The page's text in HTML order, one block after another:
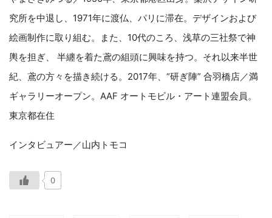
究所を中退し、1971年に渡仏、パリに滞在。デザインおよび
絵画制作に取り組む。また、10代のころ、浅草の三社祭で神
輿を担ぎ、 半纏を着た鳶の組頭に興味を持つ。それ以来半世
紀、鳶の方々を描き続ける。2017年、“研ぎ陣” 合羽橋店／満
ギャラリーオープン。AAF オートモビル・アート連盟会員。
東京都在住
インタビュアー／山内トモコ
0